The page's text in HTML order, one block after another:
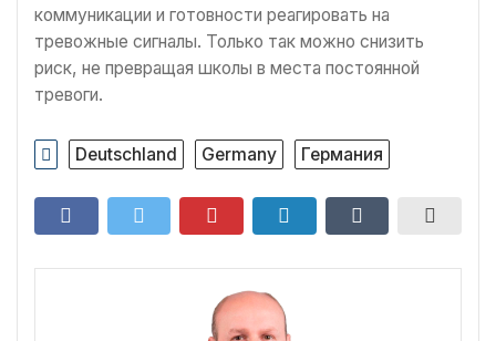
коммуникации и готовности реагировать на
тревожные сигналы. Только так можно снизить
риск, не превращая школы в места постоянной
тревоги.
Deutschland Germany Германия